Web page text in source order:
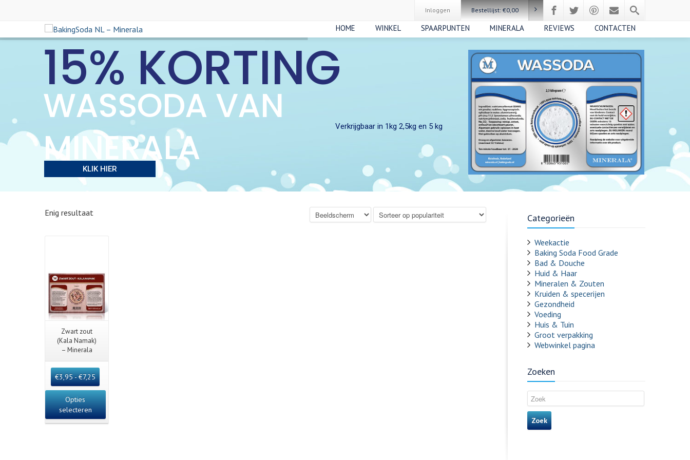
Inloggen Bestellijst:€0,00
HOME WINKEL SPAARPUNTEN MINERALA REVIEWS CONTACTEN
15% KORTING
KLIK HIER
WASSODA VAN
MINERALA
Verkrijgbaar in 1kg 2,5kg en 5 kg
Enig resultaat
Quick View
Zwart zout
(Kala Namak)
– Minerala
€3,95- €7,25
Opties
selecteren
Categorieën
Weekactie
Baking Soda Food Grade
Bad & Douche
Huid & Haar
Mineralen & Zouten
Kruiden & specerijen
Gezondheid
Voeding
Huis & Tuin
Groot verpakking
Webwinkel pagina
Zoeken
Zoek